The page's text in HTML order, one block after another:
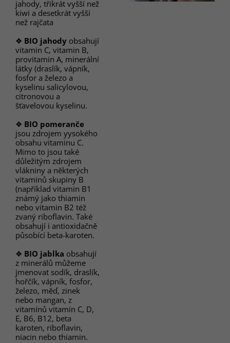
jahody, třikrát vyšší než
kiwi a desetkrát vyšší
než rajčata
❖ BIO jahody obsahují
vitamin C, vitamin B,
provitamin A, minerální
látky (draslík, vápník,
fosfor a železo a
kyselinu salicylovou,
citronovou a
šťavelovou kyselinu.
❖ BIO pomeranče
jsou zdrojem yysokého
obsahu vitaminu C.
Mimo to jsou také
důležitým zdrojem
vlákniny a některých
vitaminů skupiny B
(například vitamin B1
známý jako thiamin
nebo vitamin B2 též
zvaný riboflavin. Také
obsahují i antioxidačně
působící beta-karoten.
❖ BIO jablka obsahují
z minerálů můžeme
jmenovat sodík, draslík,
hořčík, vápník, fosfor,
železo, měď, zinek
nebo mangan, z
vitamínů vitamín C, D,
E, B6, B12, beta
karoten, riboflavin,
niacin nebo thiamin.